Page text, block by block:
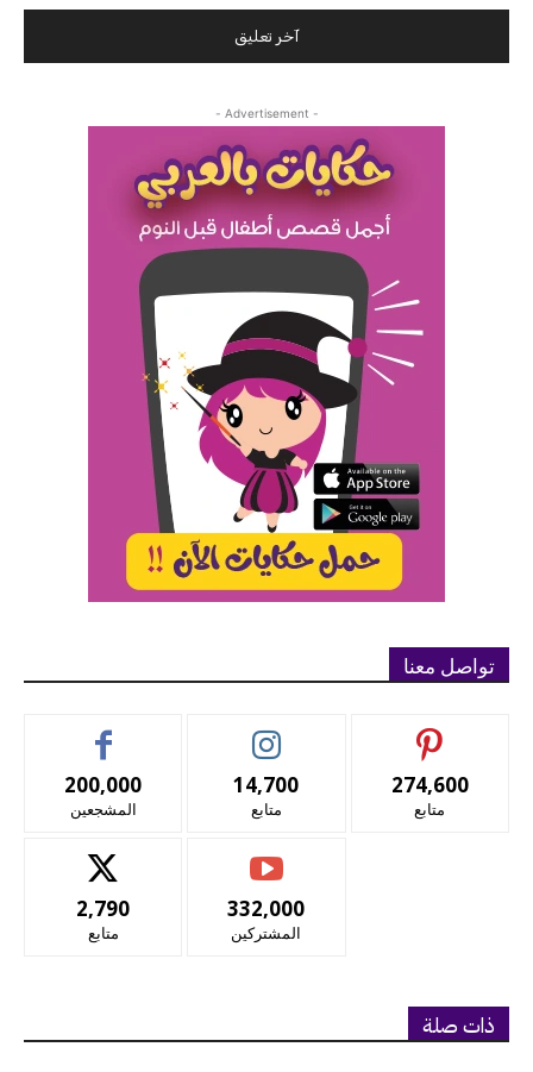
- Advertisement -
تواصل معنا
200,000
المشجعين
14,700
متابع
274,600
متابع
2,790
متابع
332,000
المشتركين
ذات صلة